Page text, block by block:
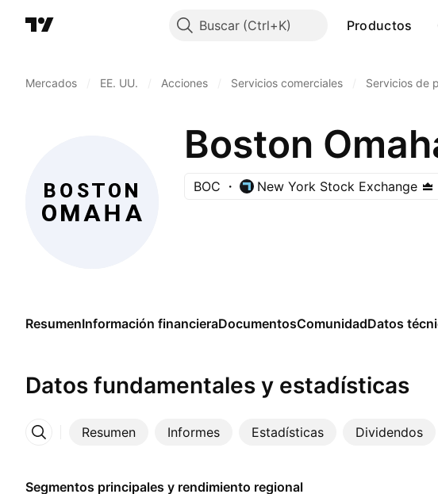
Buscar Productos
Mercados EE. UU. Acciones Servicios comerciales Servicios de
Boston
BOC New York Stock Exchange
ResumenInformación financieraDocumentosComunidadDatos
Datos fundamentales y estadísticas
Resumen Informes Estadísticas Dividendos
Más
Segmentos principales y rendimiento regional